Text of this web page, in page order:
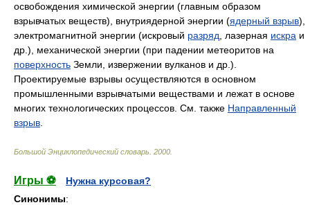
освобождения химической энергии (главным образом
взрывчатых веществ), внутриядерной энергии (ядерный взрыв),
электромагнитной энергии (искровый разряд , лазерная искра и
др.), механической энергии (при падении метеоритов на
поверхность Земли, извержении вулканов и др.).
Проектируемые взрывы осуществляются в основном
промышленными взрывчатыми веществами и лежат в основе
многих технологических процессов. См. также Направленный
взрыв
Большой Энциклопедический словарь 2000
Игры ⚽
Нужна курсовая?
Синонимы: